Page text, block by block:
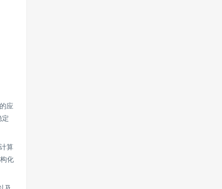
应
定
算
化